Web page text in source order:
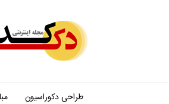
طراحی دکوراسیون